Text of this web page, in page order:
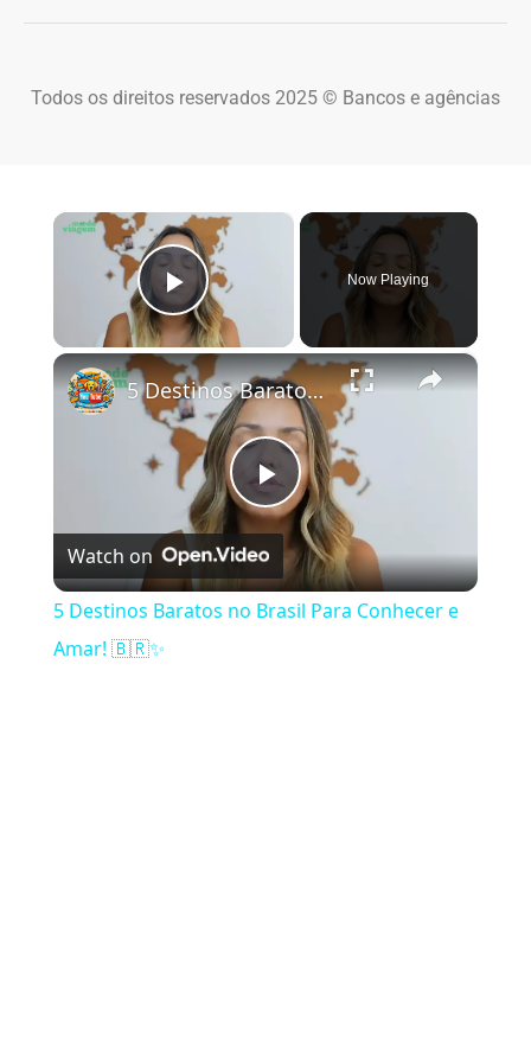
Todos os direitos reservados 2025 © Bancos e agências
×
Play Video
Now Playing
×
Play Video
5 Destinos Baratos no Brasil Para Conhecer e Amar! 🇧🇷✨
Watch on
5 Destinos Baratos no Brasil Para Conhecer e
Amar! 🇧🇷✨